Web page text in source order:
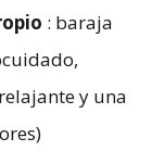
: baraja
y una